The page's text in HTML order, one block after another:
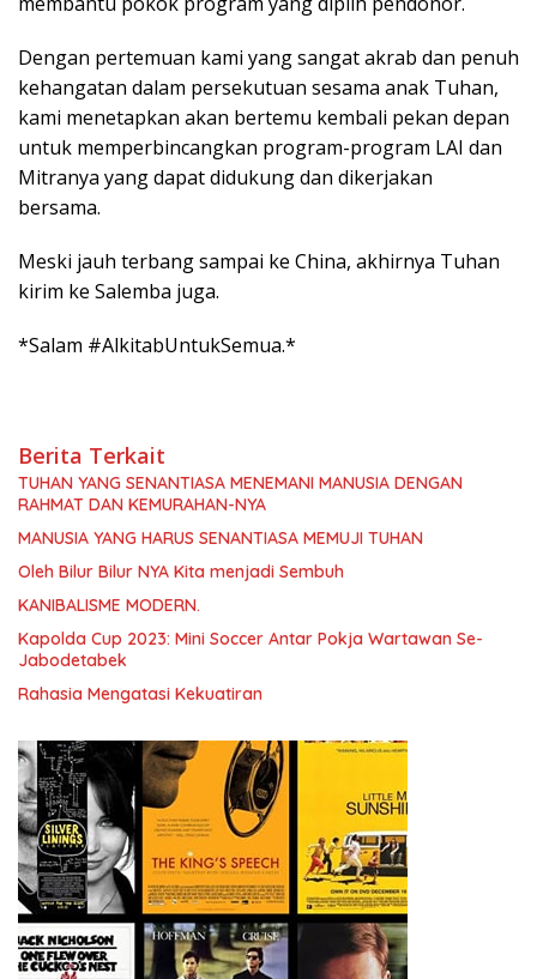
Dengan pertemuan kami yang sangat akrab dan penuh
kehangatan dalam persekutuan sesama anak Tuhan,
kami menetapkan akan bertemu kembali pekan depan
untuk memperbincangkan program-program LAI dan
Mitranya yang dapat didukung dan dikerjakan
bersama.
Meski jauh terbang sampai ke China, akhirnya Tuhan
kirim ke Salemba juga.
*Salam #AlkitabUntukSemua.*
Berita Terkait
TUHAN YANG SENANTIASA MENEMANI MANUSIA DENGAN
RAHMAT DAN KEMURAHAN-NYA
MANUSIA YANG HARUS SENANTIASA MEMUJI TUHAN
Oleh Bilur Bilur NYA Kita menjadi Sembuh
KANIBALISME MODERN.
Kapolda Cup 2023: Mini Soccer Antar Pokja Wartawan Se-
Jabodetabek
Rahasia Mengatasi Kekuatiran